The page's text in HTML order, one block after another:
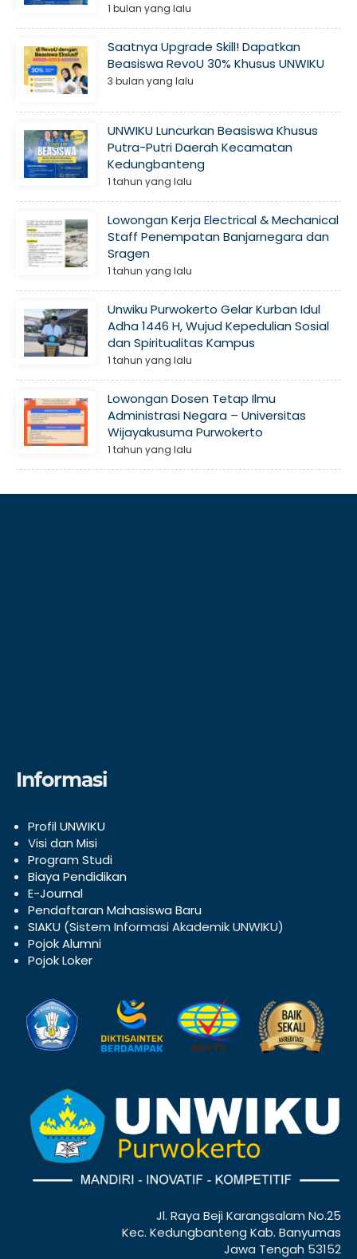
1 bulan yang lalu
Saatnya Upgrade Skill! Dapatkan
Beasiswa RevoU 30% Khusus UNWIKU
3 bulan yang lalu
UNWIKU Luncurkan Beasiswa Khusus
Putra-Putri Daerah Kecamatan
Kedungbanteng
1 tahun yang lalu
Lowongan Kerja Electrical & Mechanical
Staff Penempatan Banjarnegara dan
Sragen
1 tahun yang lalu
Unwiku Purwokerto Gelar Kurban Idul
Adha 1446 H, Wujud Kepedulian Sosial
dan Spiritualitas Kampus
1 tahun yang lalu
Lowongan Dosen Tetap Ilmu
Administrasi Negara – Universitas
Wijayakusuma Purwokerto
1 tahun yang lalu
Informasi
Profil UNWIKU
Visi dan Misi
Program Studi
Biaya Pendidikan
E-Journal
Pendaftaran Mahasiswa Baru
SIAKU (Sistem Informasi Akademik UNWIKU)
Pojok Alumni
Pojok Loker
Jl. Raya Beji Karangsalam No.25
Kec. Kedungbanteng Kab. Banyumas
Jawa Tengah 53152